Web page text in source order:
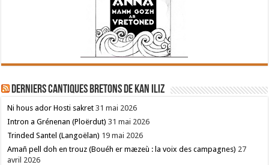
Derniers cantiques bretons de Kan Iliz
Ni hous ador Hosti sakret 31 mai 2026
Intron a Grénenan (Ploërdut) 31 mai 2026
Trinded Santel (Langoëlan) 19 mai 2026
Amañ pell doh en trouz (Bouéh er mæzeù : la voix des campagnes) 27
avril 2026